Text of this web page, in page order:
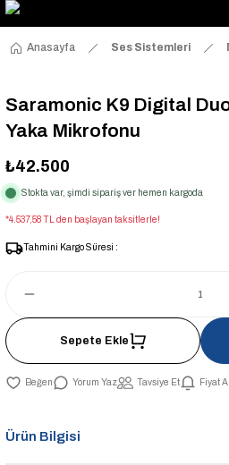
Anasayfa Ses Sistemleri
Saramonic K9 Digital
Yaka Mikrofonu
₺42.500
Stokta var, şimdi sipariş ver hemen kargoda
*4.537,58 TL den başlayan taksitlerle!
Tahmini Kargo Süresi :
Sepete Ekle
Yorum Yaz Tavsiye Et Fiyat
Ürün Bilgisi